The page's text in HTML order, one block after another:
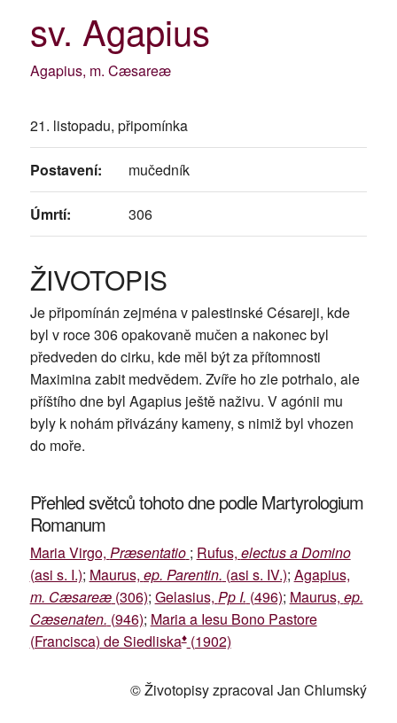
sv. Agapius
Agapius, m. Cæsareæ
21. listopadu, připomínka
Postavení: mučedník
Úmrtí: 306
ŽIVOTOPIS
Je připomínán zejména v palestinské Césareji, kde
byl v roce 306 opakovaně mučen a nakonec byl
předveden do cirku, kde měl být za přítomnosti
Maximina zabit medvědem. Zvíře ho zle potrhalo, ale
příštího dne byl Agapius ještě naživu. V agónii mu
byly k nohám přivázány kameny, s nimiž byl vhozen
do moře.
Přehled světců tohoto dne podle Martyrologium
Romanum
Maria Virgo, Præsentatio ; Rufus, electus a Domino
(asi s. I.); Maurus, ep. Parentin. (asi s. IV.); Agapius,
m. Cæsareæ(306); Gelasius, Pp I. (496); Maurus, ep.
Cæsenaten. (946); Maria a Iesu Bono Pastore
(Francisca) de Siedliska♦(1902)
© Životopisy zpracoval Jan Chlumský